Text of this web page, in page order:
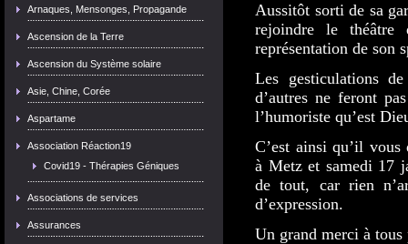
Arnaques, Mensonges, Propagande
Ascension de la Terre
Ascension du Système solaire
Asie, Chine, Corée
Aspartame
Association Réaction19
Covid19 - Thérapies Géniques
Associations de services
Assurances
Aussitôt sorti de sa
rejoindre le
représentation de son
Les gesticulations
d’autres ne feront
l’humoriste qu’est
C’est ainsi qu’il
à Metz et samedi 17
de tout, car rien
d’expression.
Un grand merci à